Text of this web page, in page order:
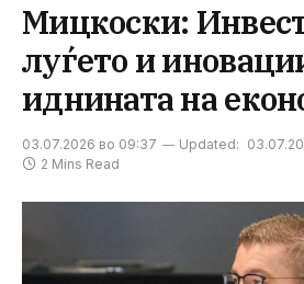
Мицкоски:
луѓето и
иднината на
03.07.2026 во 09:37 Updated:
2 Mins Read